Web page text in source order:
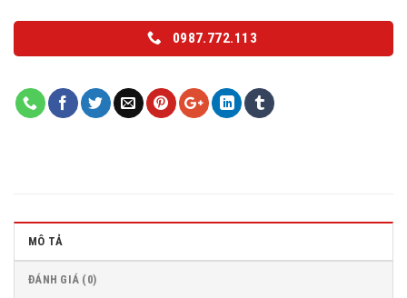
0987.772.113
MÔ TẢ
ĐÁNH GIÁ (0)